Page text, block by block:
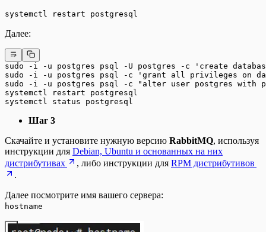
systemctl restart postgresql
Далее:
sudo -i -u postgres psql -U postgres -c 'create
sudo -i -u postgres psql -c 'grant all privileges on
sudo -i -u postgres psql -c "alter user postgres with
systemctl restart postgresql
systemctl status postgresql
Шаг 3
Скачайте и установите нужную версию RabbitMQ, используя
инструкции для Debian, Ubuntu и основанных на них
дистрибутивах
, либо инструкции для RPM дистрибутивов
.
Далее посмотрите имя вашего сервера:
hostname